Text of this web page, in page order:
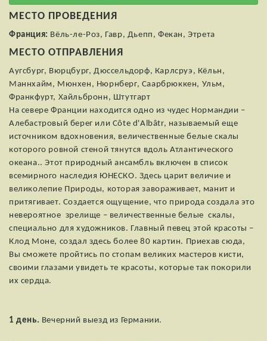
МЕСТО ПРОВЕДЕНИЯ
Франция: Вёль-ле-Роз, Гавр, Дьепп, Фекан, Этрета
МЕСТО ОТПРАВЛЕНИЯ
Аугсбург, Вюрцбург, Дюссельдорф, Карлсруэ, Кёльн,
Маннхайм, Мюнхен, Нюрнберг, Саарбрюккен, Ульм,
Франкфурт, Хайльбронн, Штутгарт
На севере Франции находится одно из чудес Нормандии –
Алебастровый берег или Côte d'Albâtr, называемый еще
источником вдохновения, величественные белые скалы
которого ровной стеной тянутся вдоль Атлантического
океана.. Этот природный ансамбль включен в список
всемирного наследия ЮНЕСКО. Здесь царит величие и
великолепие Природы, которая завораживает, манит и
притягивает. Создается ощущение, что природа создала это
невероятное зрелище – величественные белые скалы,
специально для художников. Главный певец этой красоты –
Клод Моне, создал здесь более 80 картин. Приехав сюда,
Вы сможете пройтись по стопам великих мастеров кисти,
своими глазами увидеть те красоты, которые так покорили
их сердца.
1 день. Вечерний выезд из Германии.